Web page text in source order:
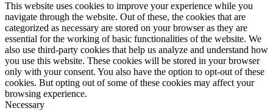
This website uses cookies to improve your experience while you
navigate through the website. Out of these, the cookies that are
categorized as necessary are stored on your browser as they are
essential for the working of basic functionalities of the website. We
also use third-party cookies that help us analyze and understand how
you use this website. These cookies will be stored in your browser
only with your consent. You also have the option to opt-out of these
cookies. But opting out of some of these cookies may affect your
browsing experience.
Necessary